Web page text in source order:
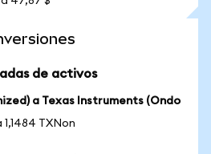
de activos
a Texas Instruments (Ondo
TXNon